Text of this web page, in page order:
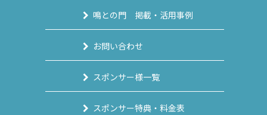
鳴との門 掲載・活用事例
お問い合わせ
スポンサー様一覧
スポンサー特典・料金表